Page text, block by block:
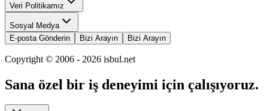
Veri Politikamız
Sosyal Medya
E-posta Gönderin
Bizi Arayın Bizi Arayın
Copyright © 2006 - 2026 isbul.net
Sana özel bir iş deneyimi için çalışıyoruz.